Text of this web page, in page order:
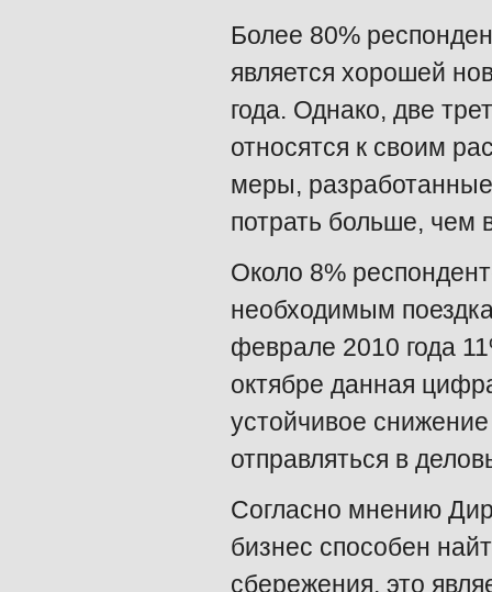
Более 80%
является хорошей
года. Однако, две
относятся к своим
меры, разработанные
потрать больше, чем
Около 8%
необходимым
феврале 2010 года
октябре данная
устойчивое снижение
отправляться в
Согласно мнению
бизнес способен
сбережения, это